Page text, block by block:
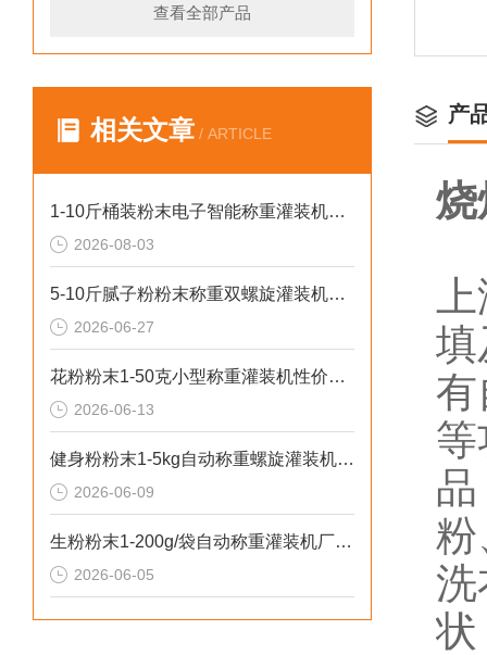
查看全部产品
相关文章 / ARTICLE
1-10斤桶装粉末电子智能称重灌装机介绍
2026-08-03
5-10斤腻子粉粉末称重双螺旋灌装机厂家生产
2026-06-27
花粉粉末1-50克小型称重灌装机性价比高
2026-06-13
健身粉粉末1-5kg自动称重螺旋灌装机操作安全
2026-06-09
生粉粉末1-200g/袋自动称重灌装机厂家推荐
2026-06-05
产
烧
填
粉
状